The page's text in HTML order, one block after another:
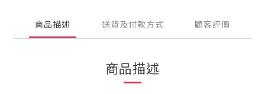
商品描述 送貨及付款方式 顧客評價
商品描述